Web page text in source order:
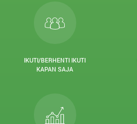
IKUTI/BERHENTI IKUTI
KAPAN SAJA